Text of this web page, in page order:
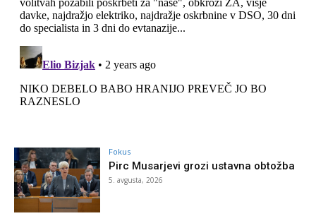
Fokus
Pirc Musarjevi grozi ustavna obtožba
5. avgusta, 2026